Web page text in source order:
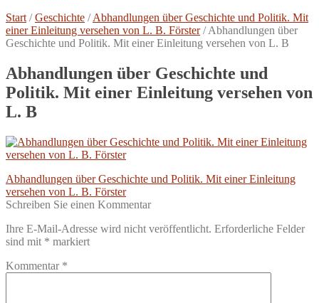
Start /Geschichte /Abhandlungen über Geschichte und Politik. Mit
einer Einleitung versehen von L. B. Förster/Abhandlungen über
Geschichte und Politik. Mit einer Einleitung versehen von L. B
Abhandlungen über Geschichte und
Politik. Mit einer Einleitung versehen von
L. B
Beitragsnavigation
Vorheriger
Beitrag:
Abhandlungen über Geschichte und Politik. Mit einer Einleitung
versehen von L. B. Förster
Schreiben Sie einen Kommentar
Ihre E-Mail-Adresse wird nicht veröffentlicht. Erforderliche Felder
sind mit * markiert
Kommentar *